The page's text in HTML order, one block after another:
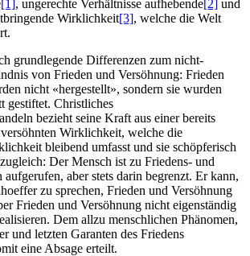
[1], ungerechte Verhältnisse aufhebende[2] und
Wirklichkeit[3], welche die Welt
grundlegende Differenzen zum nicht-
von Frieden und Versöhnung: Frieden
nicht «hergestellt», sondern sie wurden
gestiftet. Christliches
bezieht seine Kraft aus einer bereits
Wirklichkeit, welche die
bleibend umfasst und sie schöpferisch
Der Mensch ist zu Friedens- und
aufgerufen, aber stets darin begrenzt. Er kann,
zu sprechen, Frieden und Versöhnung
Frieden und Versöhnung nicht eigenständig
Dem allzu menschlichen Phänomen,
und letzten Garanten des Friedens
eine Absage erteilt.